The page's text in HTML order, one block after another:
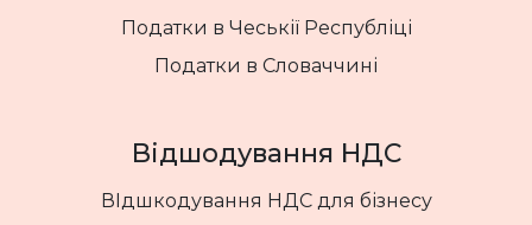
Податки в Чеськії Республіці
Податки в Словаччині
Відшодування НДС
ВІдшкодування НДС для бізнесу